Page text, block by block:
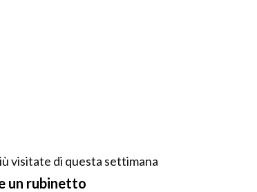
visitate di questa settimana
un rubinetto